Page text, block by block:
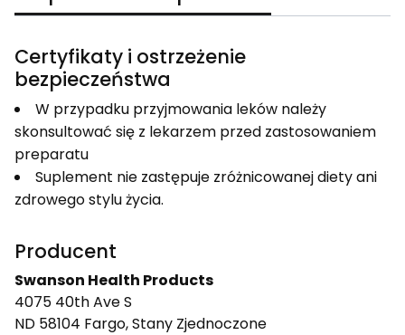
Certyfikaty i ostrzeżenie
bezpieczeństwa
W przypadku przyjmowania leków należy
skonsultować się z lekarzem przed zastosowaniem
preparatu
Suplement nie zastępuje zróżnicowanej diety ani
zdrowego stylu życia.
Producent
Swanson Health Products
4075 40th Ave S
ND 58104 Fargo, Stany Zjednoczone